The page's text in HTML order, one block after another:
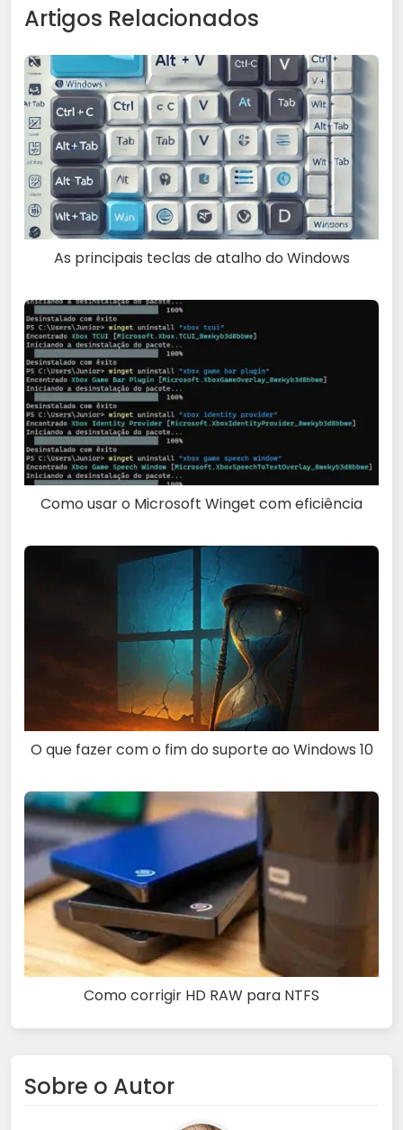
Artigos Relacionados
As principais teclas de atalho do Windows
Como usar o Microsoft Winget com eficiência
O que fazer com o fim do suporte ao Windows 10
Como corrigir HD RAW para NTFS
Sobre o Autor